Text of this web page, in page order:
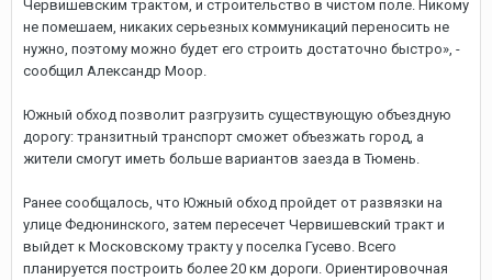
Червишевским трактом, и строительство в чистом поле. Никому
не помешаем, никаких серьезных коммуникаций переносить не
нужно, поэтому можно будет его строить достаточно быстро», -
сообщил Александр Моор.
Южный обход позволит разгрузить существующую объездную
дорогу: транзитный транспорт сможет объезжать город, а
жители смогут иметь больше вариантов заезда в Тюмень.
Ранее сообщалось, что Южный обход пройдет от развязки на
улице Федюнинского, затем пересечет Червишевский тракт и
выйдет к Московскому тракту у поселка Гусево. Всего
планируется построить более 20 км дороги. Ориентировочная